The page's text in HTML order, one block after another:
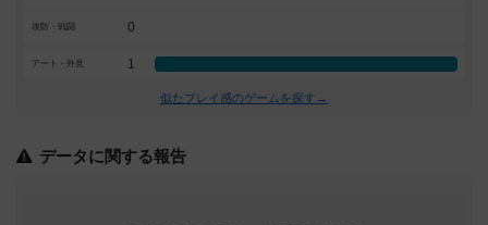
攻防・戦闘 0
アート・外見 1
似たプレイ感のゲームを探す→
データに関する報告